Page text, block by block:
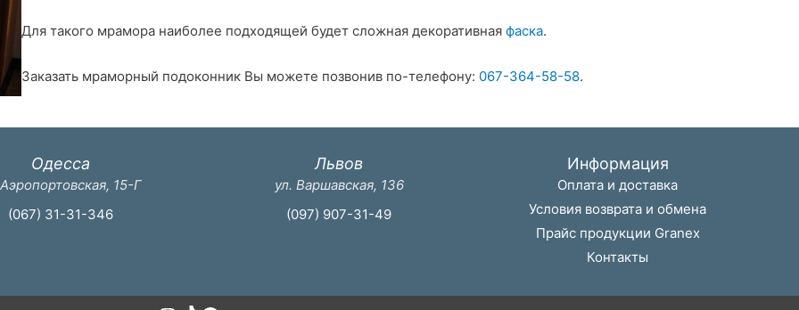
Для такого мрамора наиболее подходящей будет сложная декоративная фаска.
Заказать мраморный подоконник Вы можете позвонив по-телефону: 067-364-58-58.
Одесса
15-Г
(067) 31-31-346
Львов
ул. Варшавская, 136
(097) 907-31-49
Информация
Оплата и доставка
Условия возврата и обмена
Прайс продукции Granex
Контакты